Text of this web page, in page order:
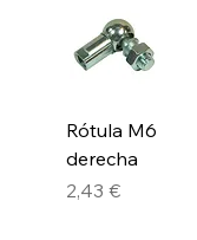
Rótula M6
derecha
Precio
2,43 €